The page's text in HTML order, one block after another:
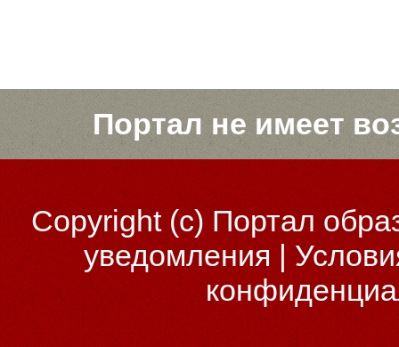
Портал не имеет
Copyright (c)Портал
уведомления |